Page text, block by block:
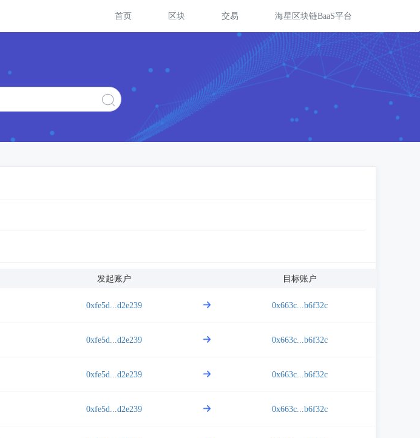
首页 区块 交易 海星区块链BaaS平台
发起账户 目标账户
0xfe5d...d2e239 0x663c...b6f32c
0xfe5d...d2e239 0x663c...b6f32c
0xfe5d...d2e239 0x663c...b6f32c
0xfe5d...d2e239 0x663c...b6f32c